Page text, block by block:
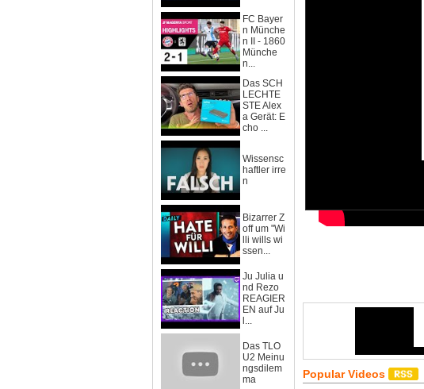
FC Bayer
n Münche
n II - 1860
Münche
n...
Das SCH
LECHTE
STE Alex
a Gerät: E
cho ...
Wissensc
haftler irre
n
Bizarrer Z
off um "Wi
lli wills wi
ssen...
Ju Julia u
nd Rezo
REAGIER
EN auf Ju
l...
Das TLO
U2 Meinu
ngsdilem
ma
Popular Videos